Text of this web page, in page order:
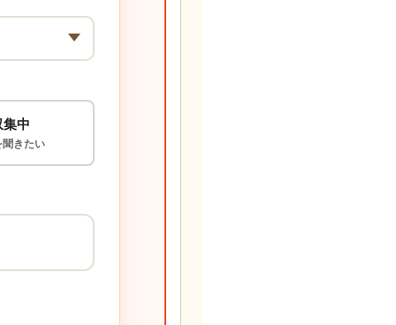
中
きたい